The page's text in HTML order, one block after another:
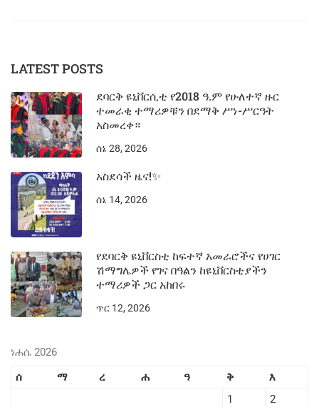
LATEST POSTS
ደባርቅ ዩኒቨርሲቲ የ2018 ዓ.ም የሁለተኛ ዙር
ተመራቂ ተማሪዎቹን በደማቅ ሥነ-ሥርዓት
አስመረቀ።
ሰኔ 28, 2026
አስደሳች ዜና!✨
ሰኔ 14, 2026
የደባርቅ ዩኒቨርስቲ ከፍተኛ አመራሮችና የሀገር
ሽማግሌዎች የገና በዓልን ከዩኒቨርስቲያችን
ተማሪዎች ጋር አከበሩ
ጥር 12, 2026
ነሐሴ 2026
ሰ
ማ ረ ሐ ዓ ቅ
እ
1
2